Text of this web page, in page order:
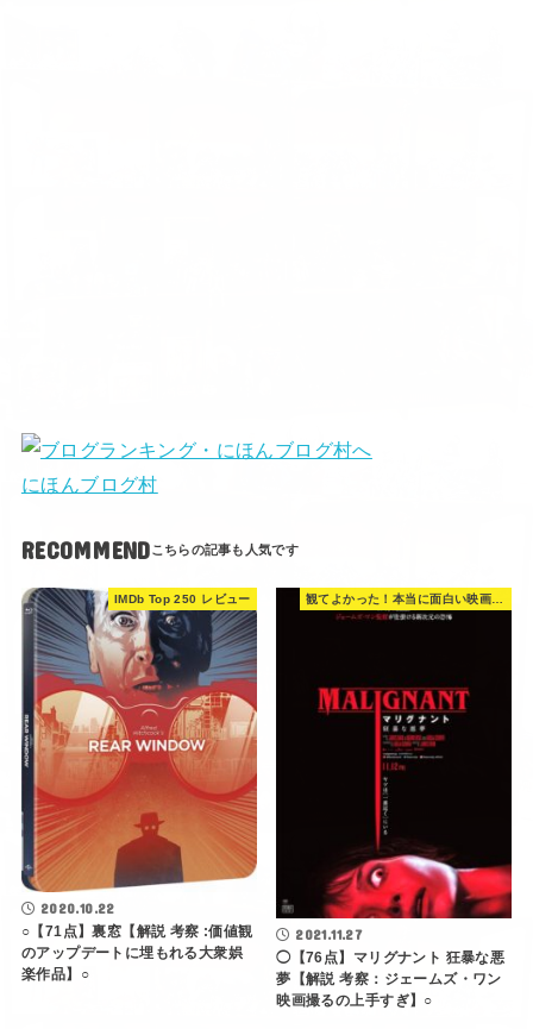
にほんブログ村
RECOMMEND
IMDb Top 250 レビュー
2020.10.22
○【71点】裏窓【解説 考察 :価値観
のアップデートに埋もれる大衆娯
楽作品】○
2021.11.27
◯【76点】マリグナント 狂暴な悪
夢【解説 考察：ジェームズ・ワン
映画撮るの上手すぎ】○